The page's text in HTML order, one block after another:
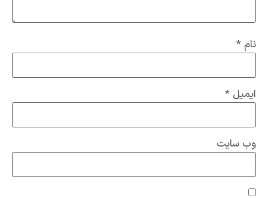
نام *
ایمیل *
وب‌ سایت